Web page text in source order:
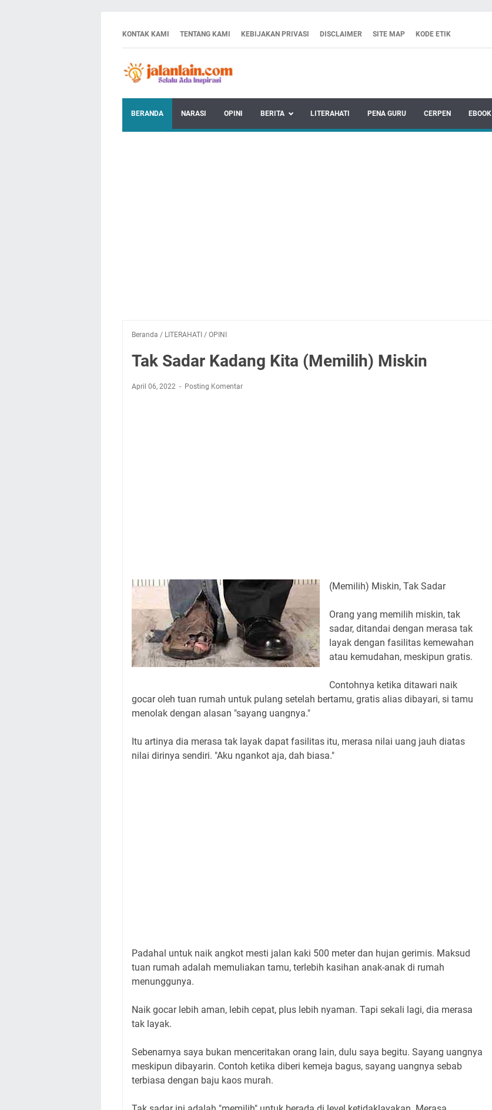
KONTAK KAMI TENTANG KAMI KEBIJAKAN PRIVASI DISCLAIMER SITE MAP KODE ETIK
BERANDA NARASI OPINI BERITA LITERAHATI PENA GURU CERPEN EBOOK
Beranda / LITERAHATI / OPINI
Tak Sadar Kadang Kita (Memilih) Miskin
April 06, 2022 Posting Komentar
(Memilih) Miskin, Tak Sadar
Orang yang memilih miskin, tak
sadar, ditandai dengan merasa tak
layak dengan fasilitas kemewahan
atau kemudahan, meskipun gratis.
Contohnya ketika ditawari naik
gocar oleh tuan rumah untuk pulang setelah bertamu, gratis alias dibayari, si tamu
menolak dengan alasan "sayang uangnya."
Itu artinya dia merasa tak layak dapat fasilitas itu, merasa nilai uang jauh diatas
nilai dirinya sendiri. "Aku ngankot aja, dah biasa."
Padahal untuk naik angkot mesti jalan kaki 500 meter dan hujan gerimis. Maksud
tuan rumah adalah memuliakan tamu, terlebih kasihan anak-anak di rumah
menunggunya.
Naik gocar lebih aman, lebih cepat, plus lebih nyaman. Tapi sekali lagi, dia merasa
tak layak.
Sebenarnya saya bukan menceritakan orang lain, dulu saya begitu. Sayang uangnya
meskipun dibayarin. Contoh ketika diberi kemeja bagus, sayang uangnya sebab
terbiasa dengan baju kaos murah.